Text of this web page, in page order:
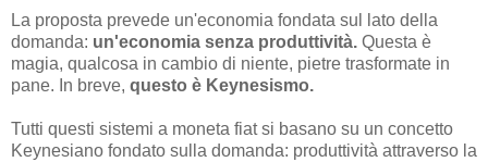
La proposta prevede un'economia fondata sul lato della
domanda: un'economia senza produttività. Questa è
magia, qualcosa in cambio di niente, pietre trasformate in
pane. In breve, questo è Keynesismo.
Tutti questi sistemi a moneta fiat si basano su un concetto
Keynesiano fondato sulla domanda: produttività attraverso la